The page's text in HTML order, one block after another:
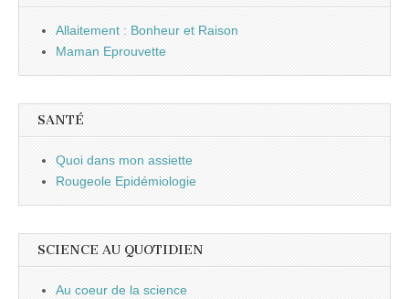
Allaitement : Bonheur et Raison
Maman Eprouvette
SANTÉ
Quoi dans mon assiette
Rougeole Epidémiologie
SCIENCE AU QUOTIDIEN
Au coeur de la science